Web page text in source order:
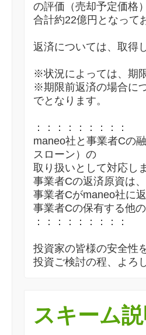
の評価（売却予定価格
合計約22億円となって
返済については、取得
※状況によっては、期
※期限前返済の場合に
でとなります。
：：：：：：：：：
maneo社と事業者Cの
スローン）の
取り扱いとして対応し
事業者Cの返済原資は
事業者Cがmaneo社に
事業者Cの保有する他
：：：：：：：：：
投資家の皆様の安全性
投資ご検討の程、よろ
スキーム説